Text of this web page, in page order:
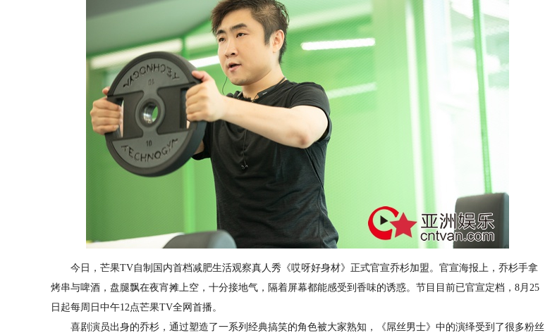
今日，芒果TV自制国内首档减肥生活观察真人秀《哎呀好身材》正式官宣乔杉加盟。官宣海报上，乔杉手拿
烤串与啤酒，盘腿飘在夜宵摊上空，十分接地气，隔着屏幕都能感受到香味的诱惑。节目目前已官宣定档，8月25
日起每周日中午12点芒果TV全网首播。
喜剧演员出身的乔杉，通过塑造了一系列经典搞笑的角色被大家熟知，《屌丝男士》中的演绎受到了很多粉丝